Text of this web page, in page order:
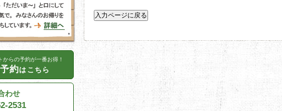
からの予約が一番お得！
約はこちら
わせ
2531